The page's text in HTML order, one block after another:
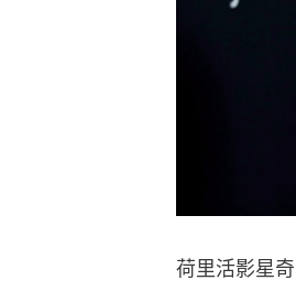
荷里活影星